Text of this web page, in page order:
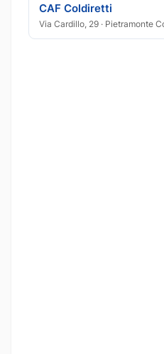
CAF Coldiretti
Via Cardillo, 29 · Pietramonte